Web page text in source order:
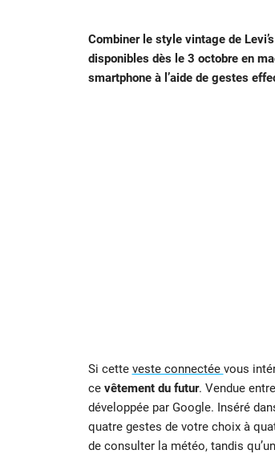
Combiner le style vintage de
disponibles dès le 3 octobre en
smartphone à l’aide de gestes
Si cette veste connectée vous
ce vêtement du futur. Vendue
développée par Google. Inséré
quatre gestes de votre choix à
de consulter la météo, tandis